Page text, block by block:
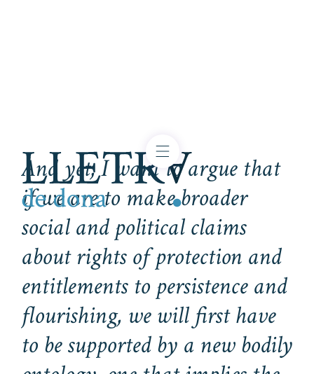
And yet, I want to argue that
if we are to make broader
social and political claims
about rights of protection and
entitlements to persistence and
flourishing, we will first have
to be supported by a new bodily